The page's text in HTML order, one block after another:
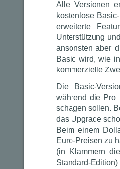
Alle Versionen
kostenlose
erweiterte
Unterstützung
ansonsten aber
Basic wird, wie
kommerzielle
Die Basic-
während die Pro
schagen sollen.
das Upgrade
Beim einem
Euro-Preisen zu
(in Klammern
Standard-Edition)